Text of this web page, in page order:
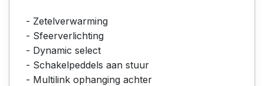
- Zetelverwarming
- Sfeerverlichting
- Dynamic select
- Schakelpeddels aan stuur
- Multilink ophanging achter